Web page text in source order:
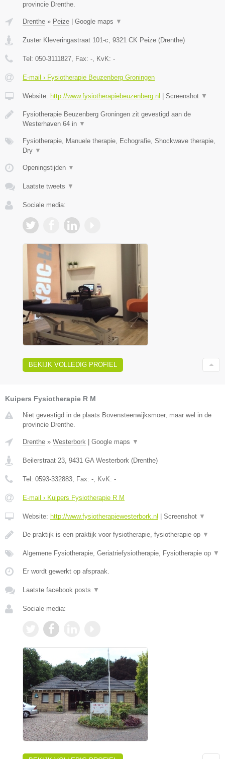
provincie Drenthe.
Drenthe » Peize Google maps ▼
Zuster Kleveringastraat 101-c, 9321 CK Peize (Drenthe)
Tel: 050-3111827, Fax: -, KvK: -
E-mail › Fysiotherapie Beuzenberg Groningen
Website: http://www.fysiotherapiebeuzenberg.nl Screenshot ▼
Fysiotherapie Beuzenberg Groningen zit gevestigd aan de
Westerhaven 64 in ▼
Fysiotherapie, Manuele therapie, Echografie, Shockwave therapie,
Dry ▼
Openingstijden ▼
Laatste tweets ▼
Sociale media:
BEKIJK VOLLEDIG PROFIEL
Kuipers Fysiotherapie R M
Niet gevestigd in de plaats Bovensteenwijksmoer, maar wel in de
provincie Drenthe.
Drenthe » Westerbork Google maps ▼
Beilerstraat 23 9431 GA Westerbork (Drenthe)
Tel: 0593-332883 , Fax: - , KvK: -
E-mail › Kuipers Fysiotherapie R M
Website: http://www.fysiotherapiewesterbork.nl Screenshot ▼
De praktijk is een praktijk voor fysiotherapie, fysiotherapie op ▼
Algemene Fysiotherapie, Geriatriefysiotherapie, Fysiotherapie op ▼
Er wordt gewerkt op afspraak.
Laatste facebook posts ▼
Sociale media: